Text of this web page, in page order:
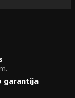
garantija